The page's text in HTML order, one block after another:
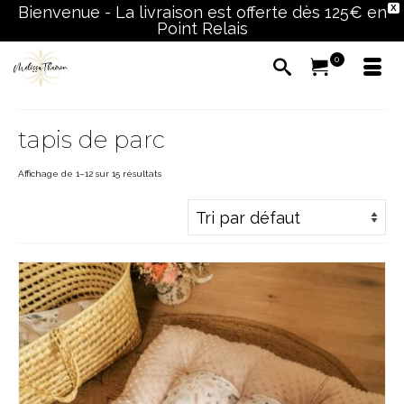
X
Bienvenue - La livraison est offerte dès 125€ en
Point Relais
0
tapis de parc
Affichage de 1–12 sur 15 résultats